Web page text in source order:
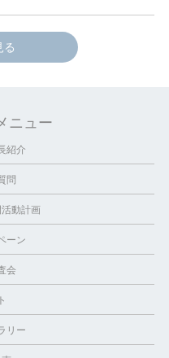
る
ニュー
紹介
問
動計画
ーン
会
リー